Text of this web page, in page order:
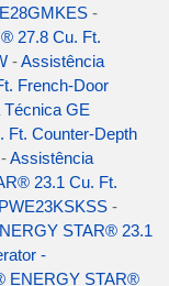
-
27.8 Cu. Ft.
-Assistência
French-Door
GE
Counter-Depth
-Assistência
23.1 Cu. Ft.
-
STAR® 23.1
-
ENERGY STAR®